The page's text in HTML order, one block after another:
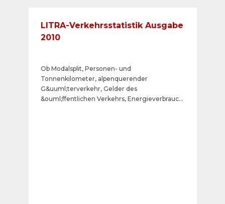
LITRA-Verkehrsstatistik Ausgabe
2010
Ob Modalsplit, Personen- und
Tonnenkilometer, alpenquerender
G&uuml;terverkehr, Gelder des
&ouml;ffentlichen Verkehrs, Energieverbrauch